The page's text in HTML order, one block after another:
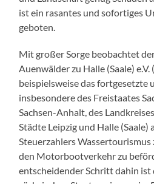
ist ein rasantes und sofortiges
geboten.
Mit großer Sorge beobachtet
Auenwälder zu Halle (Saale)
beispielsweise das fortgesetzte
insbesondere des Freistaates
Sachsen-Anhalt, des
Städte Leipzig und Halle (Saale)
Steuerzahlers Wassertourismus
den Motorbootverkehr zu
entscheidender Schritt dahin ist